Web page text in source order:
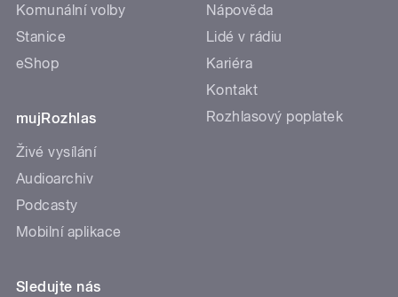
Komunální volby
Stanice
eShop
mujRozhlas
Živé vysílání
Audioarchiv
Podcasty
Mobilní aplikace
Nápověda
Lidé v rádiu
Kariéra
Kontakt
Rozhlasový poplatek
Sledujte nás